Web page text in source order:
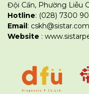
Đội Cấn, Phường Liễu
Hotline: (028) 7300
Email:
Website :